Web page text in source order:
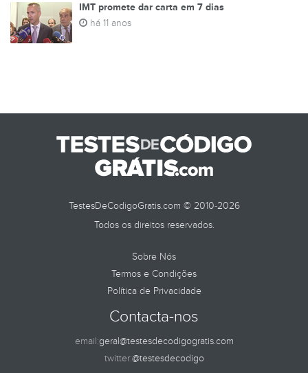
IMT promete dar carta em 7 dias
há 11 anos
TestesDeCodigoGratis.com © 2010-2026
Todos os direitos reservados.
Sobre Nós
Termos e Condições
Política de Privacidade
Contacta-nos
email:geral@testesdecodigogratis.com
twitter:@testesdecodigo